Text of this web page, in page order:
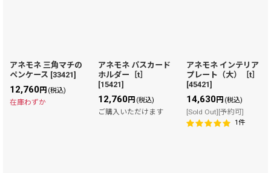
アネモネ 三角マチの
ペンケース [33421]
12,760円 (税込)
在庫わずか
アネモネ パスカード
ホルダー［t］
[15421]
12,760円 (税込)
ご購入いただけます
アネモネ インテリア
プレート（大）［t］
[45421]
14,630円 (税込)
[Sold Out][予約可]
1件